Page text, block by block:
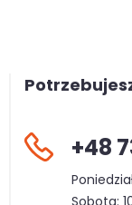
+48
Sobota: